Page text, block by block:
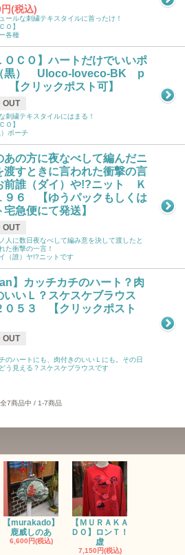
(税込)
ールな刺繍テキスタイルに首ったけ！
Ｏ】
各種
ＯＣＯ】ハートだけでいいポ
黒） Uloco-loveco-BK p
クリックポスト可】
OUT
刺繍テキスタイルにはまる！
Ｏ】
ポーチ
あの方に夜なべして編んだニ
渡すときに言われた衝撃の言
前誰（ダイ）や!?ニット Ｋ
９６ 【ゆうパックもしくは
宅急便にて発送】
OUT
人に数日夜なべして編み意を決して渡したと
た衝撃の一言！
（誰）ヤ!?ニットです
】カッチカチのハート？肉
いいＬ？スケスケブラウス
０５３ 【クリックポスト
OUT
のハートにも、肉付きのいいＬにも。その日
う見える？スケスケブラウスです
全7商品中 / 1-7商品
【murakado】
鹿威しのあ
6,600円(税込)
【ＭＵＲＡＫＡ
ＤＯ】ロンＴ！
虚
7,150円(税込)